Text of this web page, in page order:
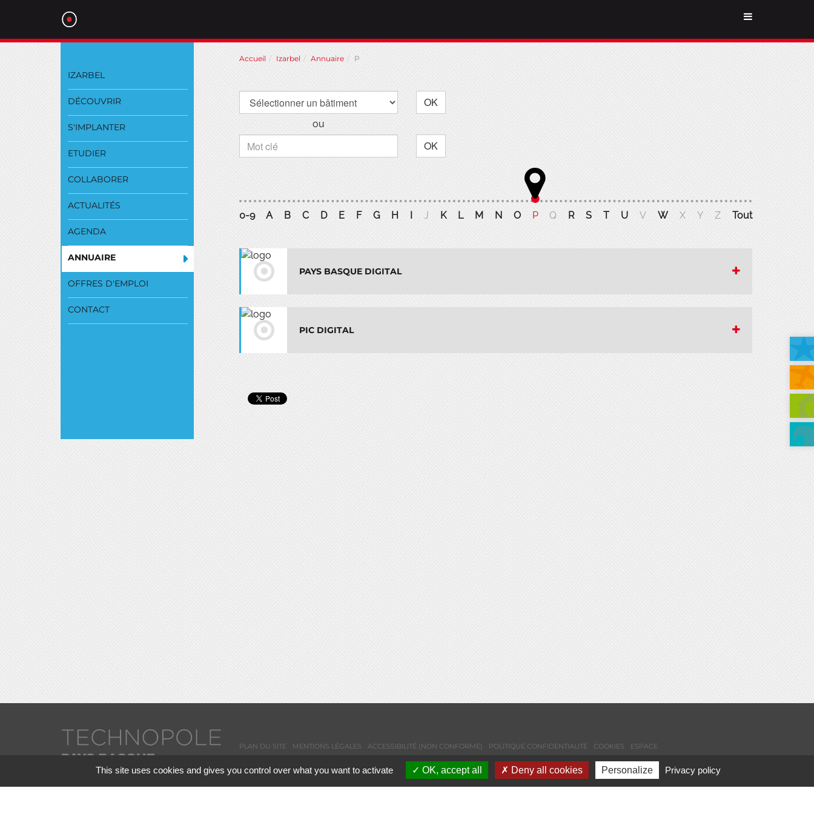
IZARBEL
DÉCOUVRIR
S'IMPLANTER
ETUDIER
COLLABORER
ACTUALITÉS
AGENDA
ANNUAIRE
OFFRES D'EMPLOI
CONTACT
Accueil Izarbel Annuaire P
OK
ou
OK
0-9 A B C D E F G H I J K L M N O P Q R S T U V W X Y Z Tout
PAYS BASQUE DIGITAL
PIC DIGITAL
PLAN DU SITE MENTIONS LÉGALES ACCESSIBILITÉ (NON CONFORME) POLITIQUE CONFIDENTIALITÉ COOKIES ESPACE
This site uses cookies and gives you control over what you want to activate OK, accept all Deny all cookies Personalize Privacy policy